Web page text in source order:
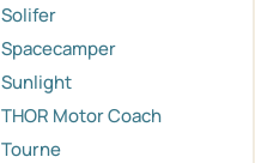
Solifer
Spacecamper
Sunlight
THOR Motor Coach
Tourne